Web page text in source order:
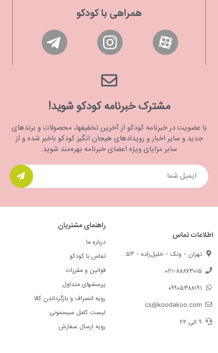
همراهی با کودکو
مشترک خبرنامه کودکو شوید!
با عضویت در خبرنامه کودکو از آخرین تخفیفها، محصولات و برندهای
جدید و سایر اخبار و رویدادهای هیجان انگیز کودکو باخبر شده و از
سایر مزایای ویژه اعضای خبرنامه بهره‌مند شوید.
اطلاعات تماس
تهران - ونک - خلیل‌زاده - ۵۳
۰۲۱-۸۸۸۷۳۰۱۵
۰۹۹۰۵۳۸۸۱۹۱
cs@koodakoo.com
۹ الی ۲۲
راهنمای مشتریان
درباره ما
تماس با کودکو
قوانین و مقررات
پرسشهای متداول
رویه انصراف و بازگرداندن کالا
لیست کامل سیسمونی
رویه ارسال سفارش